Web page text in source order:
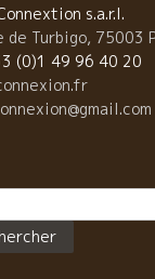
。 和飲学園の皆
リアージに感動！
のコロッケにエスカ
ワインを飲んだ時の
したほどでした。
s.a.r.l.
de Turbigo, 75003
(0)1 49 96 40 20